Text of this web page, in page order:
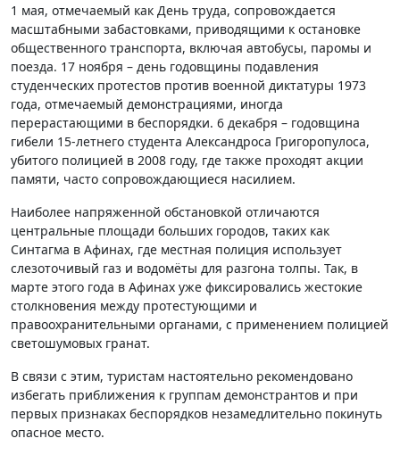
1 мая, отмечаемый как День труда, сопровождается
масштабными забастовками, приводящими к остановке
общественного транспорта, включая автобусы, паромы и
поезда. 17 ноября – день годовщины подавления
студенческих протестов против военной диктатуры 1973
года, отмечаемый демонстрациями, иногда
перерастающими в беспорядки. 6 декабря – годовщина
гибели 15-летнего студента Александроса Григоропулоса,
убитого полицией в 2008 году, где также проходят акции
памяти, часто сопровождающиеся насилием.
Наиболее напряженной обстановкой отличаются
центральные площади больших городов, таких как
Синтагма в Афинах, где местная полиция использует
слезоточивый газ и водомёты для разгона толпы. Так, в
марте этого года в Афинах уже фиксировались жестокие
столкновения между протестующими и
правоохранительными органами, с применением полицией
светошумовых гранат.
В связи с этим, туристам настоятельно рекомендовано
избегать приближения к группам демонстрантов и при
первых признаках беспорядков незамедлительно покинуть
опасное место.